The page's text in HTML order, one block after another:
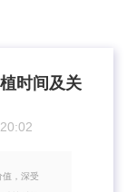
时间及关
，深受